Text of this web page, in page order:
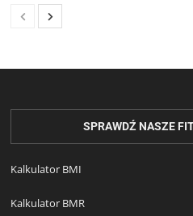
SPRAWDŹ NASZE
Kalkulator BMI
Kalkulator BMR